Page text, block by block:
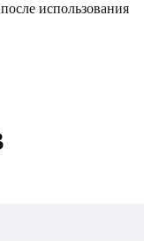
использования